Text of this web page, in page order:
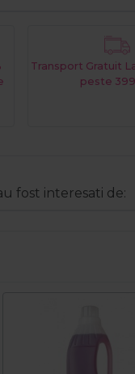
Transport Gratuit
peste
fost interesati de: